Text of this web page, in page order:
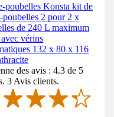
poubelles Konsta kit de
poubelles 2 pour 2 x
de 240 L maximum
vérins
132 x 80 x 116
des avis : 4.3 de 5
3 Avis clients.